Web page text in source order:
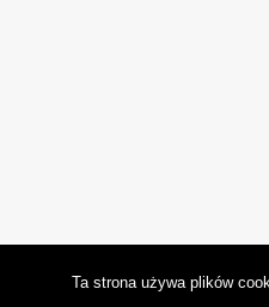
Ta strona używa plików